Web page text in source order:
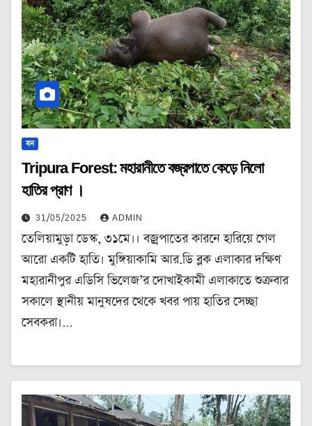
বন
Tripura Forest: মহারানীতে বজ্রপাতে কেড়ে নিলো
হাতির প্রাণ ।
31/05/2025 ADMIN
তেলিয়ামুড়া ডেস্ক, ৩১মে।। বজ্রপাতের কারনে হারিয়ে গেল
আরো একটি হাতি। মুঙ্গিয়াকামি আর.ডি ব্লক এলাকার দক্ষিণ
মহারানীপুর এডিসি ভিলেজ’র দোখাইকামী এলাকাতে শুক্রবার
সকালে স্থানীয় মানুষদের থেকে খবর পায় হাতির সেচ্ছা
সেবকরা।…